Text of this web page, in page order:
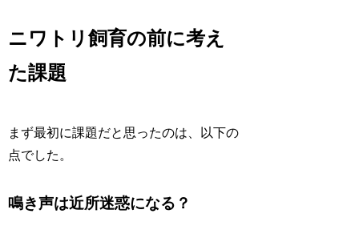
ニワトリ飼育の前に考え
た課題
まず最初に課題だと思ったのは、以下の
点でした。
鳴き声は近所迷惑になる？